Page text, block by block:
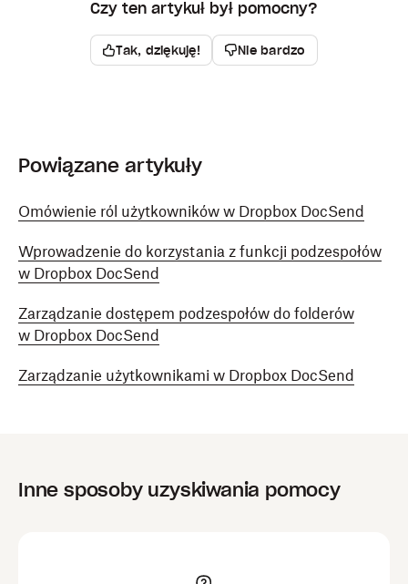
Czy ten artykuł był pomocny?
Tak, dziękuję! Nie bardzo
Powiązane artykuły
Omówienie ról użytkowników w Dropbox DocSend
Wprowadzenie do korzystania z funkcji podzespołów
w Dropbox DocSend
Zarządzanie dostępem podzespołów do folderów
w Dropbox DocSend
Zarządzanie użytkownikami w Dropbox DocSend
Inne sposoby uzyskiwania pomocy